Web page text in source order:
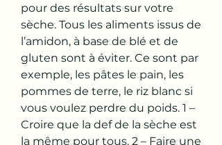
pour des résultats sur votre
sèche. Tous les aliments issus de
l’amidon, à base de blé et de
gluten sont à éviter. Ce sont par
exemple, les pâtes le pain, les
pommes de terre, le riz blanc si
vous voulez perdre du poids. 1 –
Croire que la def de la sèche est
la même pour tous. 2 – Faire une